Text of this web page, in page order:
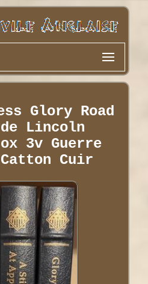
Glory Road
de Lincoln
3v Guerre
Cuir